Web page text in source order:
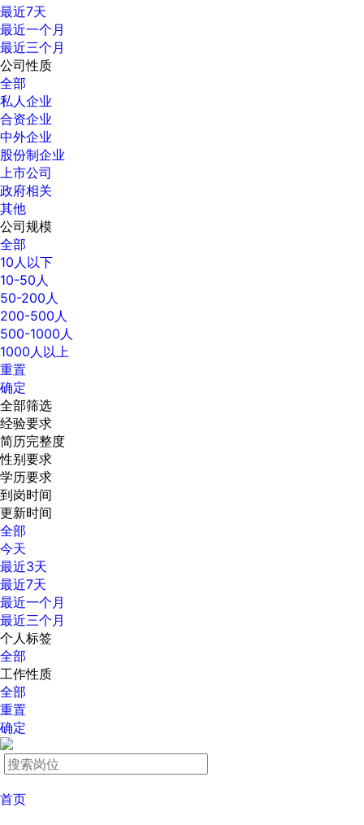
最近7天
最近一个月
最近三个月
公司性质
全部
私人企业
合资企业
中外企业
股份制企业
上市公司
政府相关
其他
公司规模
全部
10人以下
10-50人
50-200人
200-500人
500-1000人
1000人以上
重置
确定
全部筛选
经验要求
简历完整度
性别要求
学历要求
到岗时间
更新时间
全部
今天
最近3天
最近7天
最近一个月
最近三个月
个人标签
全部
工作性质
全部
重置
确定
首页